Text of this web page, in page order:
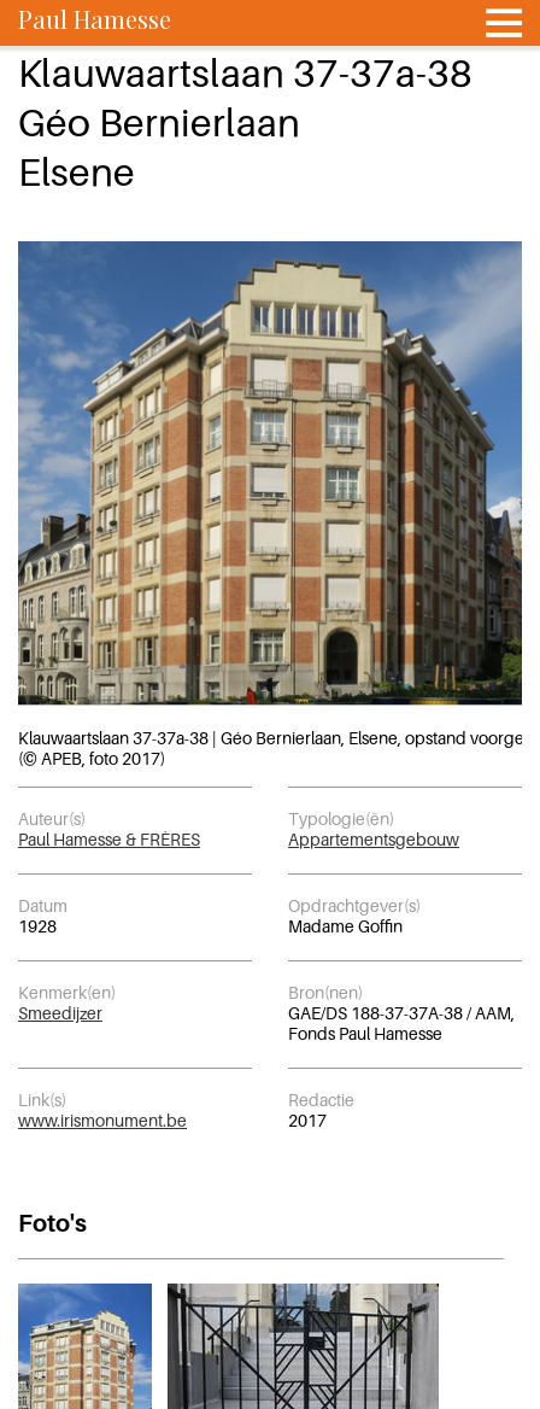
Paul Hamesse
Klauwaartslaan 37-37a-38
Géo Bernierlaan
Elsene
Klauwaartslaan 37-37a-38 | Géo Bernierlaan, Elsene, opstand
(© APEB, foto 2017)
Auteur(s)
Paul Hamesse & FRÈRES
Typologie(ën)
Appartementsgebouw
Datum
1928
Opdrachtgever(s)
Madame Goffin
Kenmerk(en)
Smeedijzer
Bron(nen)
GAE/DS 188-37-37A-38 / AAM,
Fonds Paul Hamesse
Link(s)
www.irismonument.be
Redactie
2017
Foto's